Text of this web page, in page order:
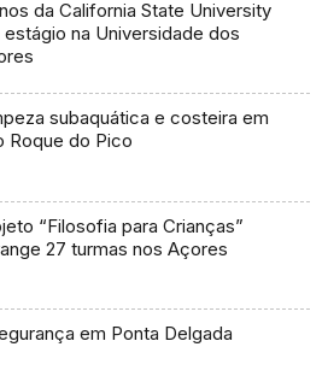
da California State University
estágio na Universidade dos
subaquática e costeira em
Roque do Pico
“Filosofia para Crianças”
27 turmas nos Açores
em Ponta Delgada